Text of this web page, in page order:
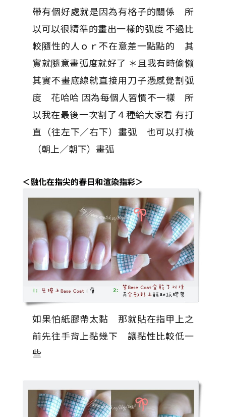
帶有個好處就是因為有格子的關係 所
以可以很精準的畫出一樣的弧度 不過比
較隨性的人ｏｒ不在意差一點點的 其
實就隨意畫弧度就好了 ＊且我有時偷懶
其實不畫底線就直接用刀子憑感覺割弧
度 花哈哈 因為每個人習慣不一樣 所
以我在最後一次割了４種給大家看 有打
直（往左下／右下）畫弧 也可以打橫
（朝上／朝下）畫弧
＜融化在指尖的春日和渲染指彩＞
如果怕紙膠帶太黏 那就貼在指甲上之
前先往手背上黏幾下 讓黏性比較低一
些